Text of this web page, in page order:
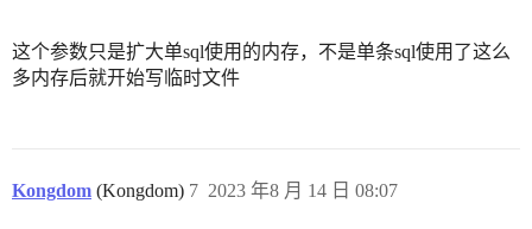
这个参数只是扩大单sql使用的内存，不是单条sql使用了这么
多内存后就开始写临时文件
Kongdom (Kongdom) 2023 年8 月 14 日 08:07
7